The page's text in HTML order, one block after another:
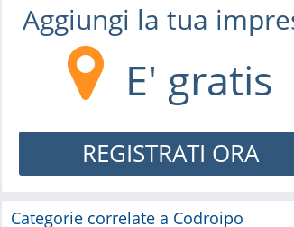
Aggiungi la tua
E' gratis
REGISTRATI ORA
Categorie correlate a Codroipo